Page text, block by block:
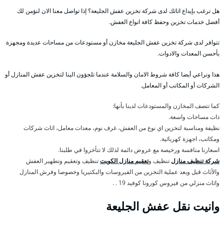
هل ترغب بإيداع اثاثك لدى شركة تخزين عفش الجليعة؟ إذا تواصل معنا الان لنؤمن لك
أفضل خدمات تخزين وحفظ كافة انواع العفش.
تتوافر لدى شركة تخزين عفش الجليعة مخازن أو مستودعات من مساحات عديدة ومجهزة
بأحسن المعدات والادوات.
هذا ونراعي أيضا كافة شروط الامان والسلامة عندما تلجؤون الينا لتخزين عفش المنازل أو
الشركات أو المكاتب أو المعامل.
كما تتصف المخازن والمستودعات لدينا بأنها:
ذات مساحات واسعة.
نظيفة ومناسبة لتخزين اي نوع من العفش، غرف نوم، معدات معامل، اثاث شركات
ومكاتب، اجهزة كهربائية.
اسعارنا منافسة ورخيصة مع عروض دائمة لذلك لا تتأخروا في طلبنا.
شركة تنظيف منازلتنظيف وتعقيم منازل الكويتتنظيف وتعقيم وتطهير العفش
والأثاث قبل وبعد عملية التخزين من الفيروسات والبكتيريا وخصوصا وفرش المنازل
واثاث منزلي من فيروس كورونا كوفيد 19 . .
وانيت نقل عفش الجليعة